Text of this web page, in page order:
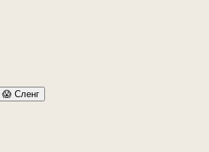
😱 Сленг